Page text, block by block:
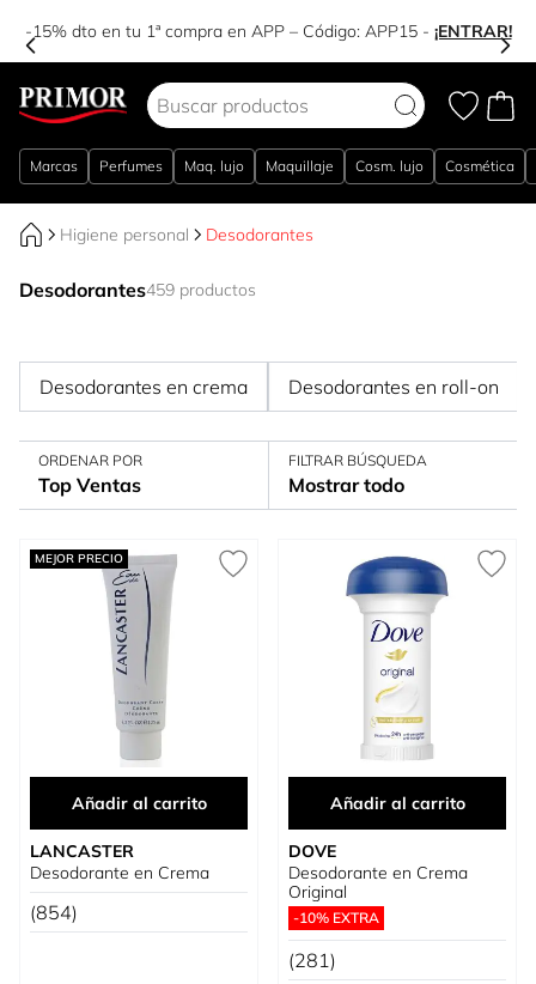
-15% dto en tu 1ª compra en APP – Código: APP15- ¡ENTRAR!
Marcas Perfumes Maq. lujo Maquillaje Cosm. lujo Cosmética
Higiene personal Desodorantes
Desodorantes459 productos
Desodorantes en crema Desodorantes en roll-on
ORDENAR POR
Top Ventas
FILTRAR BÚSQUEDA
Mostrar todo
MEJOR PRECIO
Añadir al carrito
LANCASTER
Desodorante en Crema
(854)
Añadir al carrito
DOVE
Desodorante en Crema
Original
-10% EXTRA
(281)